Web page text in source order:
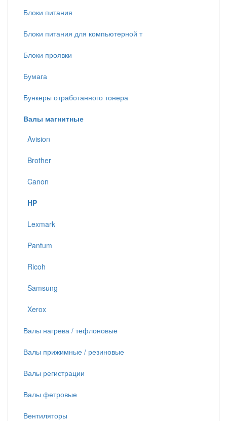
Блоки питания
Блоки питания для компьютерной т
Блоки проявки
Бумага
Бункеры отработанного тонера
Валы магнитные
Avision
Brother
Canon
HP
Lexmark
Pantum
Ricoh
Samsung
Xerox
Валы нагрева / тефлоновые
Валы прижимные / резиновые
Валы регистрации
Валы фетровые
Вентиляторы